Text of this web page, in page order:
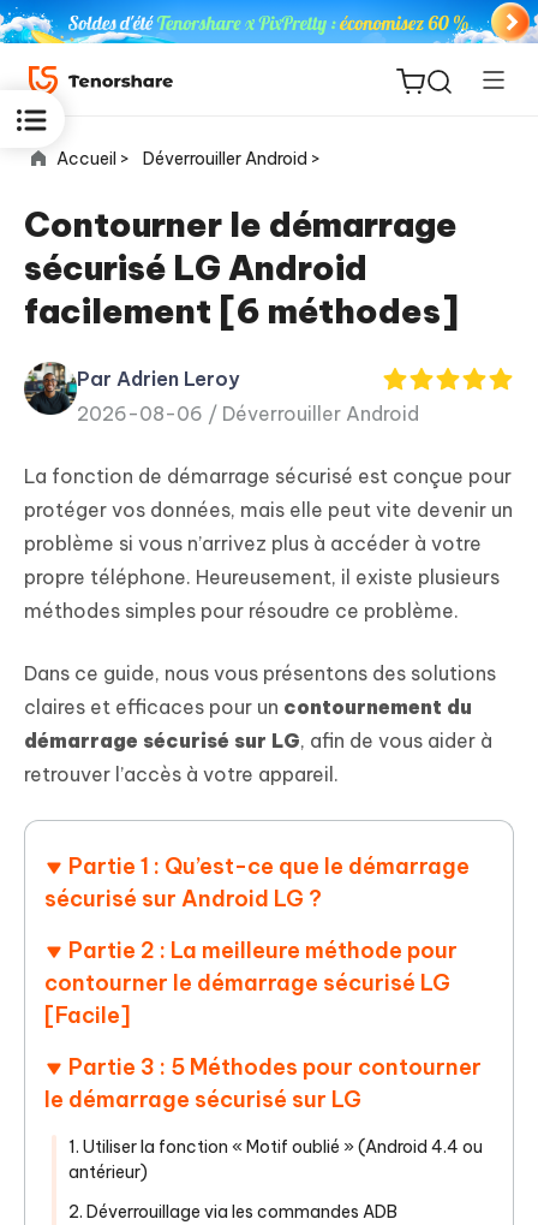
ReiBoot
for iOS
PDNob
PDF
New
iAnyGo
Accueil > Déverrouiller Android >
Contourner le démarrage
sécurisé LG Android
facilement [6 méthodes]
Par Adrien Leroy
2026-08-06 / Déverrouiller Android
La fonction de démarrage sécurisé est conçue pour
protéger vos données, mais elle peut vite devenir un
problème si vous n’arrivez plus à accéder à votre
propre téléphone. Heureusement, il existe plusieurs
méthodes simples pour résoudre ce problème.
Dans ce guide, nous vous présentons des solutions
claires et efficaces pour un contournement du
démarrage sécurisé sur LG, afin de vous aider à
retrouver l’accès à votre appareil.
Partie 1 : Qu’est-ce que le démarrage
sécurisé sur Android LG ?
Partie 2 : La meilleure méthode pour
contourner le démarrage sécurisé LG
[Facile]
Partie 3 : 5 Méthodes pour contourner
le démarrage sécurisé sur LG
1. Utiliser la fonction « Motif oublié » (Android 4.4 ou
antérieur)
2. Déverrouillage via les commandes ADB